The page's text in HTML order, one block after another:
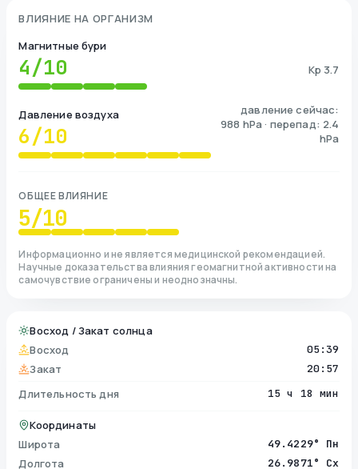
ВЛИЯНИЕ НА ОРГАНИЗМ
Магнитные бури
4/10 Kp 3.7
Давление воздуха
6/10
давление сейчас:
988 hPa · перепад: 2.4
hPa
ОБЩЕЕ ВЛИЯНИЕ
5/10
Информационно и не является медицинской рекомендацией.
Научные доказательства влияния геомагнитной активности на
самочувствие ограничены и неоднозначны.
Восход / Закат солнца
Восход
05:39
Закат 20:57
Длительность дня 15 ч 18 мин
Координаты
Широта
49.4229° Пн
Долгота 26.9871° Сх